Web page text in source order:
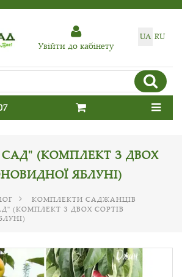
UA RU
Увiйти до кабiнету
(КОМПЛЕКТ З ДВОХ
ЯБЛУНІ)
КОМПЛЕКТИ САДЖАНЦІВ
(КОМПЛЕКТ З ДВОХ СОРТІВ